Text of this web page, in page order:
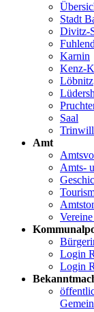
Stadt
Divitz-
Karnin
Kenz-
Löbnitz
Saal
Amt
Amts-
Login
Login